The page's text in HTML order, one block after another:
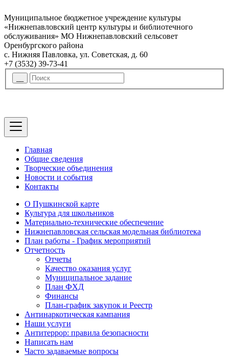
Муниципальное бюджетное учреждение культуры
«Нижнепавловский центр культуры и библиотечного
обслуживания» МО Нижнепавловский сельсовет
Оренбургского района
с. Нижняя Павловка, ул. Советская, д. 60
+7 (3532) 39-73-41
Главная
Общие сведения
Творческие объединения
Новости и события
Контакты
О Пушкинской карте
Культура для школьников
Материально-технические обеспечение
Нижнепавловская сельская модельная библиотека
План работы - График мероприятий
Отчетность
Отчеты
Качество оказания услуг
Муниципальное задание
План ФХД
Финансы
План-график закупок и Реестр
Антинаркотическая кампания
Наши услуги
Антитеррор: правила безопасности
Написать нам
Часто задаваемые вопросы